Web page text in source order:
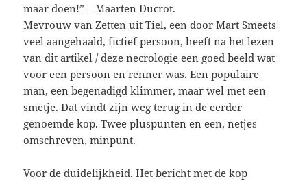
maar doen!” – Maarten Ducrot.
Mevrouw van Zetten uit Tiel, een door Mart Smeets
veel aangehaald, fictief persoon, heeft na het lezen
van dit artikel / deze necrologie een goed beeld wat
voor een persoon en renner was. Een populaire
man, een begenadigd klimmer, maar wel met een
smetje. Dat vindt zijn weg terug in de eerder
genoemde kop. Twee pluspunten en een, netjes
omschreven, minpunt.
Voor de duidelijkheid. Het bericht met de kop